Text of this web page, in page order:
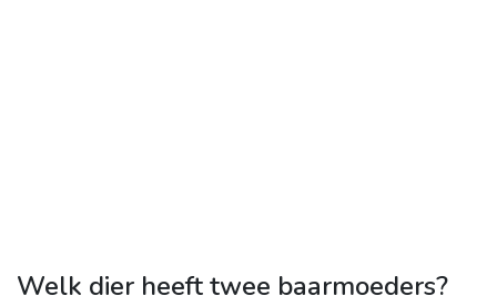
Welk dier heeft twee baarmoeders?